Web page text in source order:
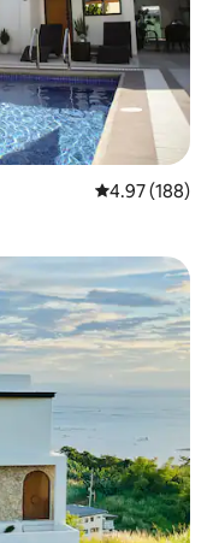
평점 4.97점(5
4.97 (188)